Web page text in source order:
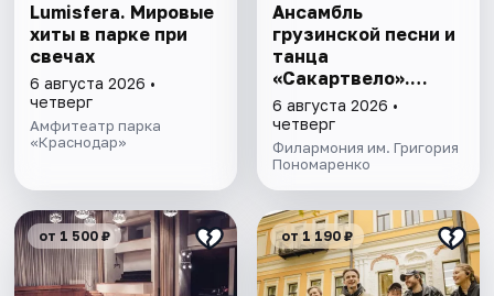
Lumisfera. Мировые
хиты в парке при
свечах
6 августа 2026 •
четверг
Амфитеатр парка
«Краснодар»
Ансамбль
грузинской песни и
танца
«Сакартвело».
Тбилисо
6 августа 2026 •
четверг
Филармония им. Григория
Пономаренко
от 1 500 ₽ от 1 190 ₽